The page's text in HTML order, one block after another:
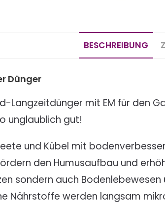
BESCHREIBUNG
Dünger
Langzeitdünger mit EM für den
unglaublich gut!
und Kübel mit
den Humusaufbau und
sondern auch
Nährstoffe werden langsam